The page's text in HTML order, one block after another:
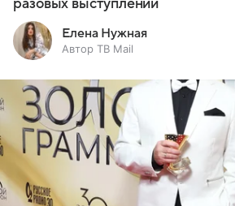
разовых выступлений
Елена Нужная
Автор ТВ Mail